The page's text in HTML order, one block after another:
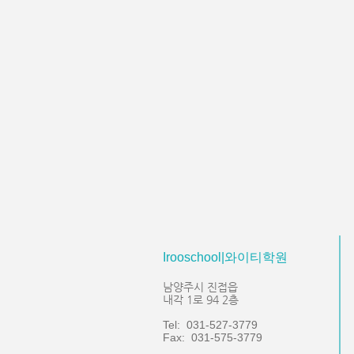
Irooschool|와이티학원
남양주시 진접읍
내각 1로 94 2층
Tel: 031-527-3779
Fax: 031-575-3779